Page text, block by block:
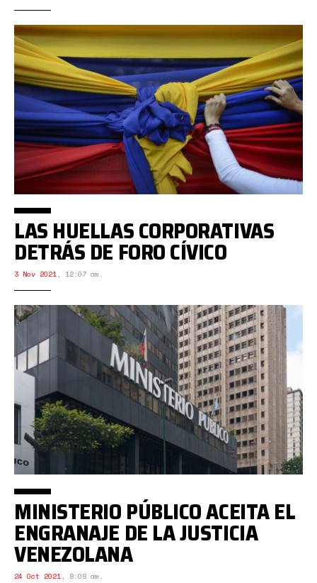
LAS HUELLAS CORPORATIVAS
DETRÁS DE FORO CÍVICO
3 Nov 2021, 12:07 am.
MINISTERIO PÚBLICO ACEITA EL
ENGRANAJE DE LA JUSTICIA
VENEZOLANA
24 Oct 2021, 8:08 am.